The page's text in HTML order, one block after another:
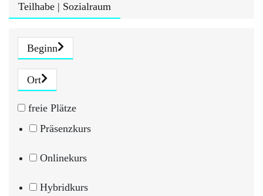
Teilhabe | Sozialraum
Beginn
Ort
freie Plätze
Präsenzkurs
Onlinekurs
Hybridkurs